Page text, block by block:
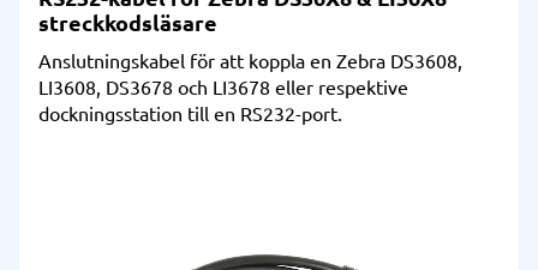
streckkodsläsare
Anslutningskabel för att koppla en Zebra DS3608,
LI3608, DS3678 och LI3678 eller respektive
dockningsstation till en RS232-port.